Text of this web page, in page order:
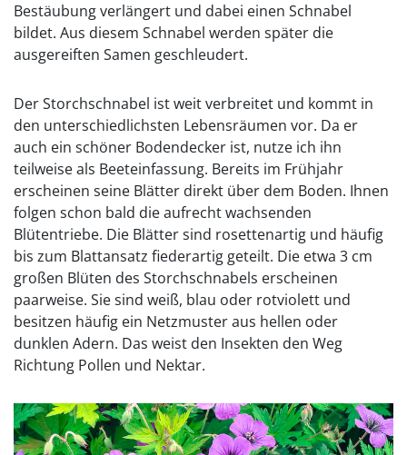
Bestäubung verlängert und dabei einen Schnabel
bildet. Aus diesem Schnabel werden später die
ausgereiften Samen geschleudert.
Der Storchschnabel ist weit verbreitet und kommt in
den unterschiedlichsten Lebensräumen vor. Da er
auch ein schöner Bodendecker ist, nutze ich ihn
teilweise als Beeteinfassung. Bereits im Frühjahr
erscheinen seine Blätter direkt über dem Boden. Ihnen
folgen schon bald die aufrecht wachsenden
Blütentriebe. Die Blätter sind rosettenartig und häufig
bis zum Blattansatz fiederartig geteilt. Die etwa 3 cm
großen Blüten des Storchschnabels erscheinen
paarweise. Sie sind weiß, blau oder rotviolett und
besitzen häufig ein Netzmuster aus hellen oder
dunklen Adern. Das weist den Insekten den Weg
Richtung Pollen und Nektar.